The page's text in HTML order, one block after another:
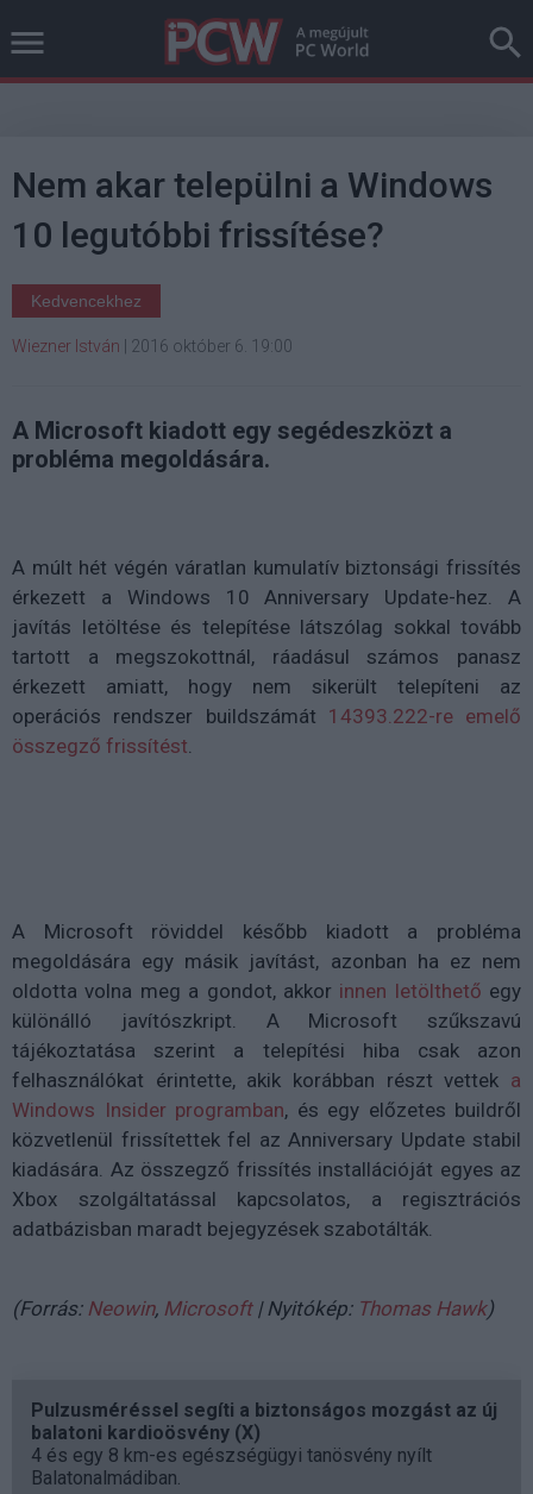
Nem akar települni a Windows
10 legutóbbi frissítése?
Kedvencekhez
Wiezner István 2016 október 6. 19:00
A Microsoft kiadott egy segédeszközt a
probléma megoldására.
A múlt hét végén váratlan kumulatív biztonsági frissítés
érkezett a Windows 10 Anniversary Update-hez. A
javítás letöltése és telepítése látszólag sokkal tovább
tartott a megszokottnál, ráadásul számos panasz
érkezett amiatt, hogy nem sikerült telepíteni az
operációs rendszer buildszámát 14393.222-re emelő
összegző frissítést.
A Microsoft röviddel később kiadott a probléma
megoldására egy másik javítást, azonban ha ez nem
oldotta volna meg a gondot, akkor innen letölthető egy
különálló javítószkript. A Microsoft szűkszavú
tájékoztatása szerint a telepítési hiba csak azon
felhasználókat érintette, akik korábban részt vettek a
Windows Insider programban, és egy előzetes buildről
közvetlenül frissítettek fel az Anniversary Update stabil
kiadására. Az összegző frissítés installációját egyes az
Xbox szolgáltatással kapcsolatos, a regisztrációs
adatbázisban maradt bejegyzések szabotálták.
(Forrás: Neowin, Microsoft| Nyitókép: Thomas Hawk)
Pulzusméréssel segíti a biztonságos mozgást az új
balatoni kardioösvény (X)
4 és egy 8 km-es egészségügyi tanösvény nyílt
Balatonalmádiban.